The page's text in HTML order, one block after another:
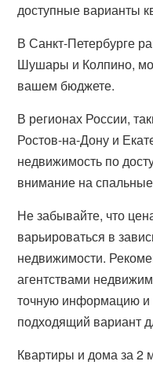
доступные варианты
В Санкт-Петербурге
Шушары и Колпино,
вашем бюджете.
В регионах России,
Ростов-на-Дону и
недвижимость по
внимание на
Не забывайте, что
варьироваться в
недвижимости.
агентствами
точную информацию и
подходящий вариант
Квартиры и дома за 2